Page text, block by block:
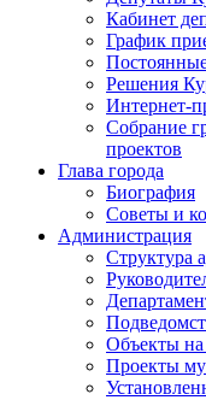
Кабинет
График
Решения
Интернет-
Собрание
проектов
Глава города
Биография
Советы и
Администрация
Структура
Объекты на
Проекты